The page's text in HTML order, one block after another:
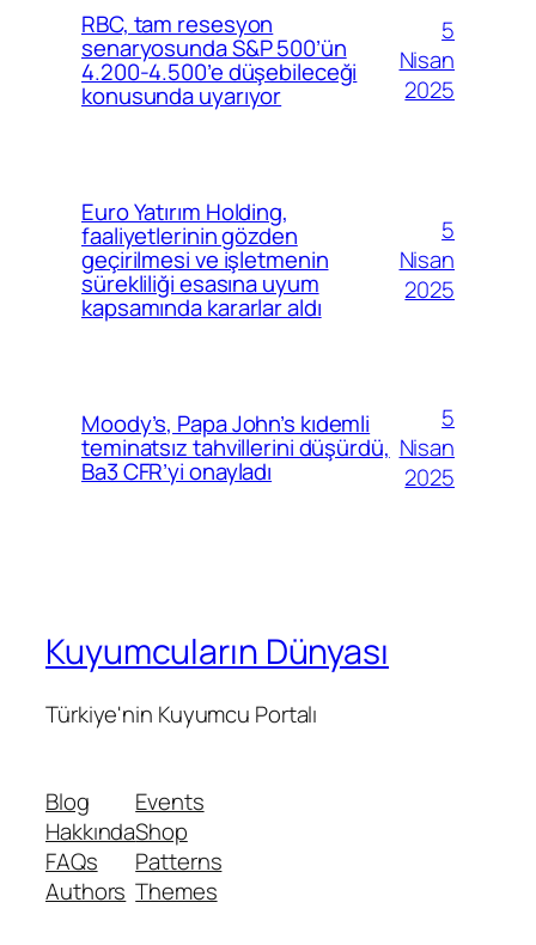
RBC, tam resesyon
senaryosunda S&P 500’ün
4.200-4.500’e düşebileceği
konusunda uyarıyor
5
Nisan
2025
Euro Yatırım Holding,
faaliyetlerinin gözden
geçirilmesi ve işletmenin
sürekliliği esasına uyum
kapsamında kararlar aldı
5
Nisan
2025
Moody’s, Papa John’s kıdemli
teminatsız tahvillerini düşürdü,
Ba3 CFR’yi onayladı
5
Nisan
2025
Kuyumcuların Dünyası
Türkiye'nin Kuyumcu Portalı
Blog
Hakkında
FAQs
Authors
Events
Shop
Patterns
Themes